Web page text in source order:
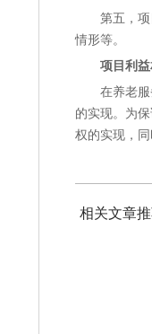
第五，
情形等。
项目利
在养老
的实现。为
权的实现，
相关文章推